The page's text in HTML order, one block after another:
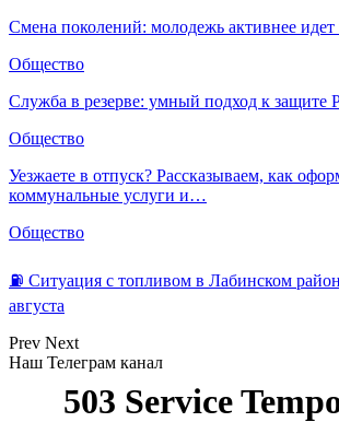
Смена поколений: молодежь активнее идет
Общество
Служба в резерве: умный подход к защите
Общество
Уезжаете в отпуск? Рассказываем, как
коммунальные услуги и…
Общество
⛽️ Ситуация с топливом в Лабинском
августа
Prev Next
Наш Телеграм канал